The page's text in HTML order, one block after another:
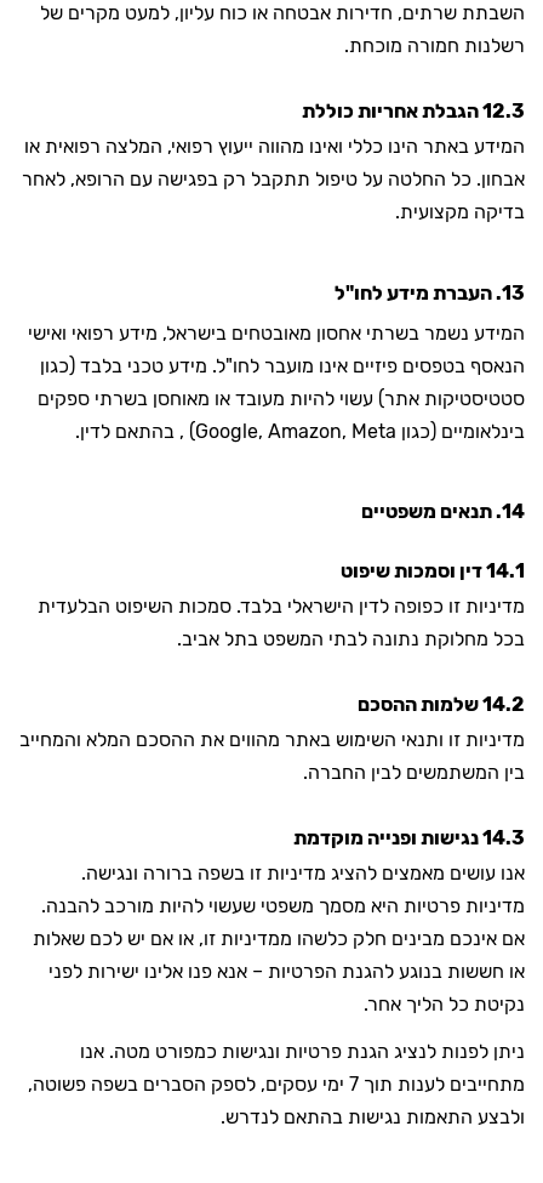
השבתת שרתים, חדירות אבטחה או כוח עליון, למעט מקרים של
רשלנות חמורה מוכחת.
12.3 הגבלת אחריות כוללת
המידע באתר הינו כללי ואינו מהווה ייעוץ רפואי, המלצה רפואית או
אבחון. כל החלטה על טיפול תתקבל רק בפגישה עם הרופא, לאחר
בדיקה מקצועית.
13. העברת מידע לחו"ל
המידע נשמר בשרתי אחסון מאובטחים בישראל, מידע רפואי ואישי
הנאסף בטפסים פיזיים אינו מועבר לחו"ל. מידע טכני בלבד (כגון
סטטיסטיקות אתר) עשוי להיות מעובד או מאוחסן בשרתי ספקים
בינלאומיים (כגון Google, Amazon, Meta) , בהתאם לדין.
14. תנאים משפטיים
14.1 דין וסמכות שיפוט
מדיניות זו כפופה לדין הישראלי בלבד. סמכות השיפוט הבלעדית
בכל מחלוקת נתונה לבתי המשפט בתל אביב.
14.2 שלמות ההסכם
מדיניות זו ותנאי השימוש באתר מהווים את ההסכם המלא והמחייב
בין המשתמשים לבין החברה.
14.3 נגישות ופנייה מוקדמת
אנו עושים מאמצים להציג מדיניות זו בשפה ברורה ונגישה.
מדיניות פרטיות היא מסמך משפטי שעשוי להיות מורכב להבנה.
אם אינכם מבינים חלק כלשהו ממדיניות זו, או אם יש לכם שאלות
או חששות בנוגע להגנת הפרטיות – אנא פנו אלינו ישירות לפני
נקיטת כל הליך אחר.
ניתן לפנות לנציג הגנת פרטיות ונגישות כמפורט מטה. אנו
מתחייבים לענות תוך 7 ימי עסקים, לספק הסברים בשפה פשוטה,
ולבצע התאמות נגישות בהתאם לנדרש.